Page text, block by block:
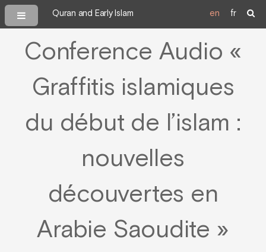
Quran and Early Islam en fr
Conference Audio «
Graffitis islamiques
du début de l’islam :
nouvelles
découvertes en
Arabie Saoudite »